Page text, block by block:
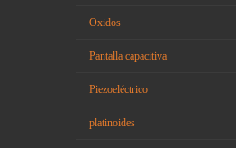
Oxidos
Pantalla capacitiva
Piezoeléctrico
platinoides